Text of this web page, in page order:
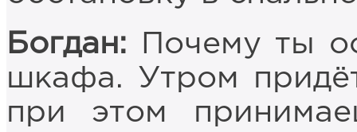
Богдан: Почему ты
шкафа. Утром
при этом